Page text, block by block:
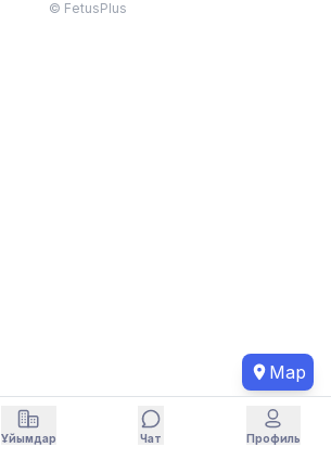
© FetusPlus
Map
Ұйымдар Чат Профиль